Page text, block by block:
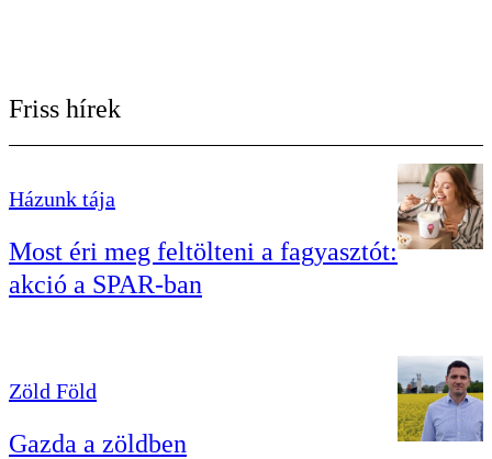
Friss hírek
Házunk tája
Most éri meg feltölteni a fagyasztót:
akció a SPAR-ban
Zöld Föld
Gazda a zöldben